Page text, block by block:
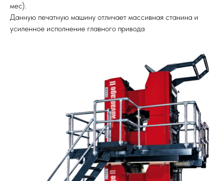
мес).
Данную печатную машину отличает массивная станина и
усиленное исполнение главного привода